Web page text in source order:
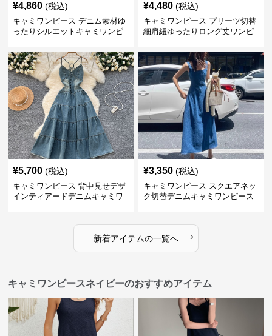
¥4,860 (税込)
キャミワンピース デニム素材ゆ
ったりシルエットキャミワンピ
¥4,480 (税込)
キャミワンピース プリーツ切替
細肩紐ゆったりロング丈ワンピ
¥5,700 (税込)
キャミワンピース 背中見せデザ
インティアードデニムキャミワ
¥3,350 (税込)
キャミワンピース スクエアネッ
ク切替デニムキャミワンピース
新着アイテムの一覧へ ›
キャミワンピースネイビーのおすすめアイテム